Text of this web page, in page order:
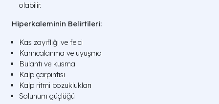
olabilir.
Hiperkaleminin Belirtileri:
Kas zayıflığı ve felci
Karıncalanma ve uyuşma
Bulantı ve kusma
Kalp çarpıntısı
Kalp ritmi bozuklukları
Solunum güçlüğü